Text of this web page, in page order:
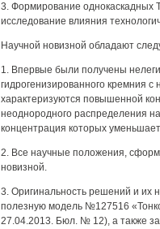
3. Формирование
исследование влияния
Научной новизной обладают
1. Впервые были получены
гидрогенизированного кремния
характеризуются повышенной
неоднородного распределения
концентрация которых
2. Все научные положения,
новизной.
3. Оригинальность решений и их
полезную модель №127516
27.04.2013. Бюл. № 12), а также